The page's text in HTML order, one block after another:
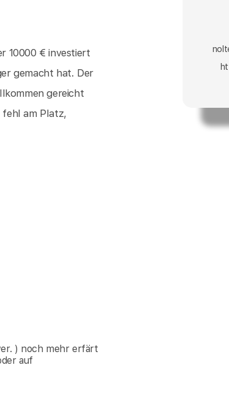
10000 € investiert
gemacht hat. Der
gereicht
fehl am Platz,
) noch mehr erfärt
auf